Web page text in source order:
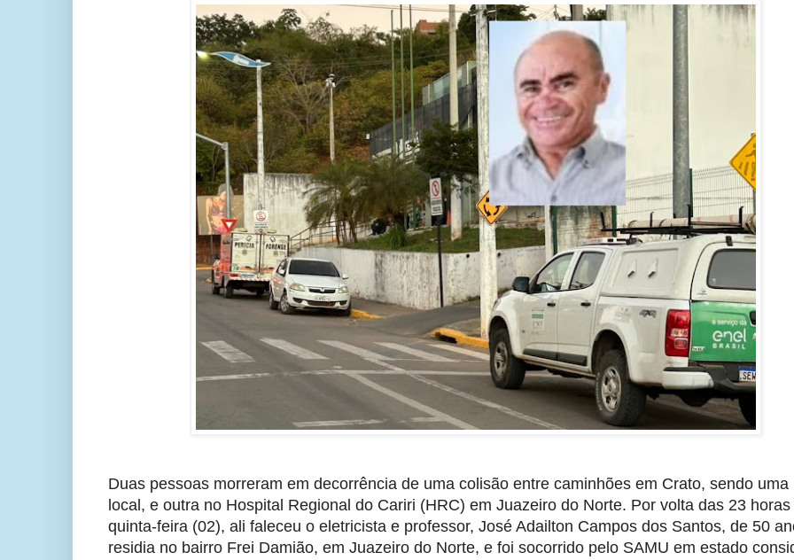
Duas pessoas morreram em decorrência de uma colisão entre caminhões em Crato, sendo uma
local, e outra no Hospital Regional do Cariri (HRC) em Juazeiro do Norte. Por volta das 23
quinta-feira (02), ali faleceu o eletricista e professor, José Adailton Campos dos Santos, de 50
residia no bairro Frei Damião, em Juazeiro do Norte, e foi socorrido pelo SAMU em estado